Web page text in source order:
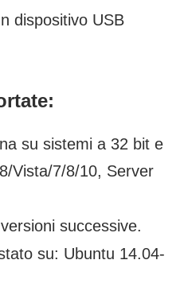
dispositivo USB
su sistemi a 32 bit e
Vista/7/8/10, Server
successive.
su: Ubuntu 14.04-